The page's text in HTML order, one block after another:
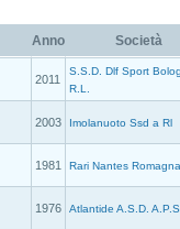
Anno Società
2011
S.S.D. Dlf Sport
R.L.
2003 Imolanuoto Ssd a Rl
1981 Rari Nantes
1976 Atlantide A.S.D.